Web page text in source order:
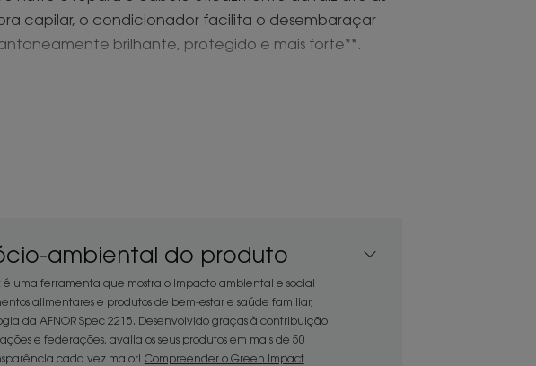
capilar, o condicionador facilita o desembaraçar
brilhante, protegido e mais forte**.
nutre profundamente o cabelo.
ambiental do produto
uma ferramenta que mostra o impacto ambiental e social
alimentares e produtos de bem-estar e saúde familiar,
da AFNOR Spec 2215. Desenvolvido graças à contribuição
e federações, avalia os seus produtos em mais de 50
cada vez maior! Compreender o Green Impact